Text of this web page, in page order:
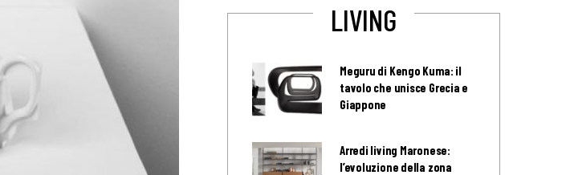
LIVING
Meguru di Kengo Kuma: il
tavolo che unisce Grecia e
Giappone
Arredi living Maronese:
l’evoluzione della zona